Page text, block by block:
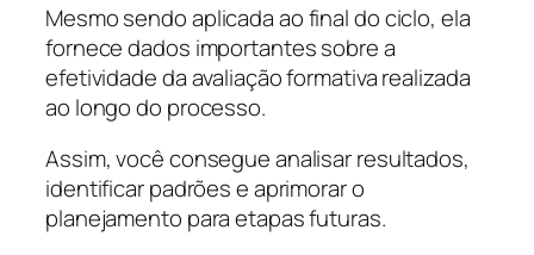
Mesmo sendo aplicada ao final do ciclo, ela
fornece dados importantes sobre a
efetividade da avaliação formativa realizada
ao longo do processo.
Assim, você consegue analisar resultados,
identificar padrões e aprimorar o
planejamento para etapas futuras.